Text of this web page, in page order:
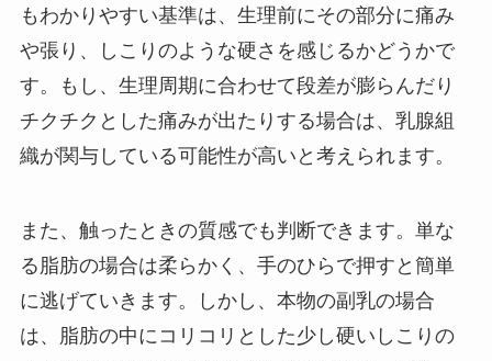
もわかりやすい基準は、生理前にその部分に痛み
や張り、しこりのような硬さを感じるかどうかで
す。もし、生理周期に合わせて段差が膨らんだり
チクチクとした痛みが出たりする場合は、乳腺組
織が関与している可能性が高いと考えられます。
また、触ったときの質感でも判断できます。単な
る脂肪の場合は柔らかく、手のひらで押すと簡単
に逃げていきます。しかし、本物の副乳の場合
は、脂肪の中にコリコリとした少し硬いしこりの